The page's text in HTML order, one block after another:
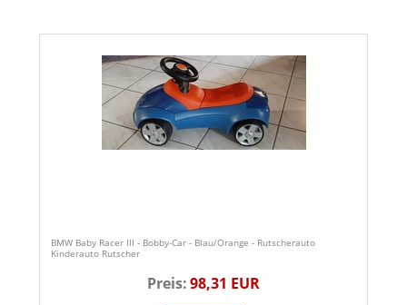
BMW Baby Racer III - Bobby-Car - Blau/Orange - Rutscherauto
Kinderauto Rutscher
Preis:98,31 EUR